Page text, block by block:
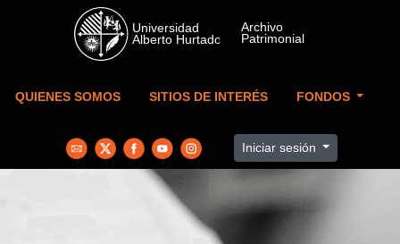
Skip to main content
QUIENES SOMOS SITIOS DE INTERÉS FONDOS
Iniciar sesión